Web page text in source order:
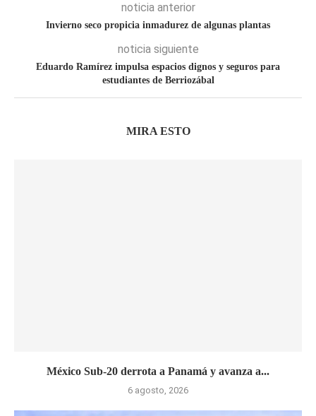
noticia anterior
Invierno seco propicia inmadurez de algunas plantas
noticia siguiente
Eduardo Ramírez impulsa espacios dignos y seguros para
estudiantes de Berriozábal
MIRA ESTO
México Sub-20 derrota a Panamá y avanza a...
6 agosto, 2026